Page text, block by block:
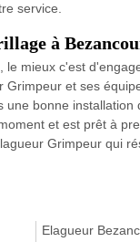
service.
à
mieux c'est
et ses
bonne installation
et est prêt à
Grimpeur qui
Elagueur